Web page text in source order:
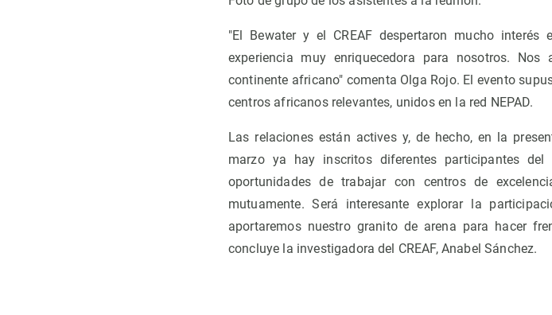
"El Bewater y el CREAF despertaron mucho
experiencia muy enriquecedora para nosotros.
continente africano" comenta Olga Rojo. El evento
centros africanos relevantes, unidos en la red NEPAD.
Las relaciones están actives y, de hecho, en la
marzo ya hay inscritos diferentes participantes del
oportunidades de trabajar con centros de
mutuamente. Será interesante explorar la
aportaremos nuestro granito de arena para hacer
concluye la investigadora del CREAF, Anabel Sánchez.